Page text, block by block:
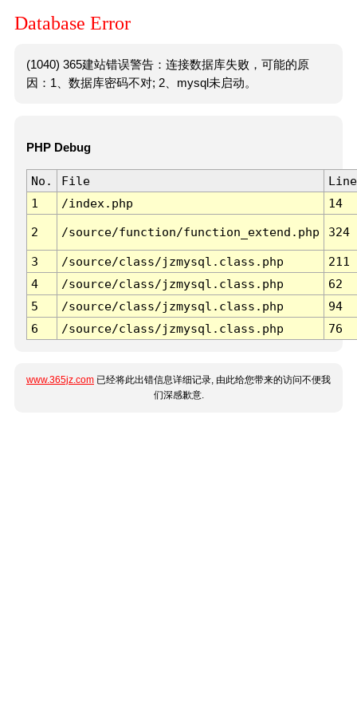
Database Error
(1040) 365建站错误警告：连接数据库失败，可能的原
因：1、数据库密码不对; 2、mysql未启动。
PHP Debug
No. File
Line
1
/index.php 14
2 /source/function/function_extend.php 324
3 /source/class/jzmysql.class.php
211
4
/source/class/jzmysql.class.php
62
5
/source/class/jzmysql.class.php
94
6
/source/class/jzmysql.class.php 76
www.365jz.com 已经将此出错信息详细记录, 由此给您带来的访问不便我
们深感歉意.